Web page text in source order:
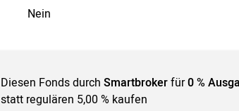
Nein
Diesen Fonds durchSmartbrokerfür0 %
statt regulären 5,00 % kaufen